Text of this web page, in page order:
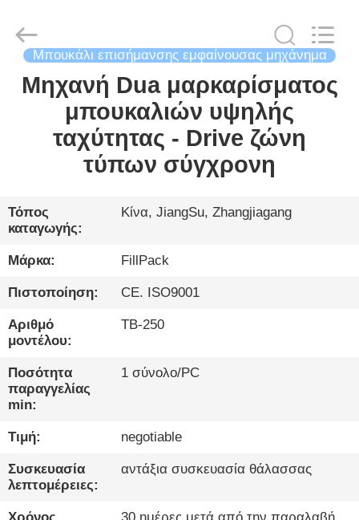
ΣΠΊΤΙ
ΠΡΟΪΌΝΤΑ
ΕΜΕΊΣ
ΓΎΡΟΣ
ΕΡΓΟΣΤΑΣΊΩΝ
ΠΟΙΟΤΙΚΌΣ
ΈΛΕΓΧΟΣ
ΜΑΣ
ΕΛΆΤΕ
ΣΕ
ΕΠΑΦΉ
Machinery
Reserved.
Μπουκάλι επισήμανσης εμφαίνουσας μηχάνημα
Μηχανή Dua μαρκαρίσματος
μπουκαλιών υψηλής
ταχύτητας - Drive ζώνη
τύπων σύγχρονη
Τόπος
καταγωγής:
Κίνα, JiangSu, Zhangjiagang
Μάρκα: FillPack
Πιστοποίηση: CE. ISO9001
Αριθμό
μοντέλου:
TB-250
Ποσότητα
παραγγελίας
min:
1 σύνολο/PC
Τιμή: negotiable
Συσκευασία
λεπτομέρειες:
αντάξια συσκευασία θάλασσας